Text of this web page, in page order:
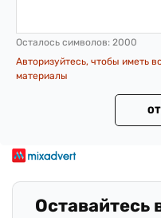
Осталось символов: 2000
Авторизуйтесь, чтобы иметь
материалы
Оставайтесь